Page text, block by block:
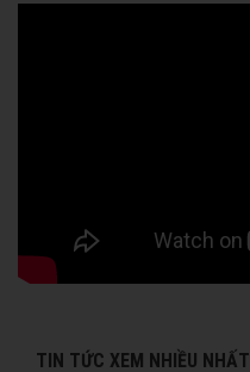
TIN TỨC XEM NHIỀU NHẤT